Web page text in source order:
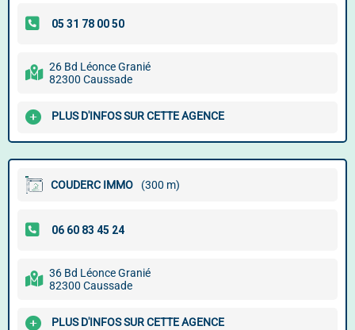
26 Bd Léonce Granié
82300 Caussade
PLUS D'INFOS SUR CETTE AGENCE
COUDERC IMMO (300 m)
36 Bd Léonce Granié
82300 Caussade
PLUS D'INFOS SUR CETTE AGENCE